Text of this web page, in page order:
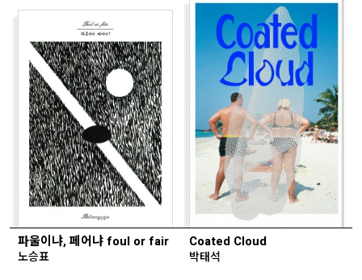
파울이냐, 페어냐 foul or fair
노승표
Coated Cloud
박태석